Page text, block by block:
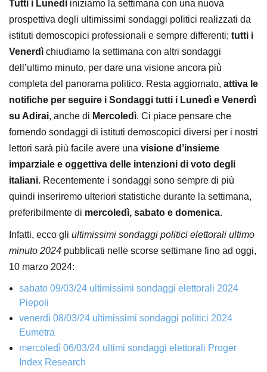
Tutti i Lunedì iniziamo la settimana con una nuova
prospettiva degli ultimissimi sondaggi politici realizzati da
istituti demoscopici professionali e sempre differenti; tutti i
Venerdì chiudiamo la settimana con altri sondaggi
dell’ultimo minuto, per dare una visione ancora più
completa del panorama politico. Resta aggiornato, attiva le
notifiche per seguire i Sondaggi tutti i Lunedì e Venerdì
su Adirai, anche di Mercoledì. Ci piace pensare che
fornendo sondaggi di istituti demoscopici diversi per i nostri
lettori sarà più facile avere una visione d’insieme
imparziale e oggettiva delle intenzioni di voto degli
italiani. Recentemente i sondaggi sono sempre di più
quindi inseriremo ulteriori statistiche durante la settimana,
preferibilmente di mercoledì, sabato e domenica.
Infatti, ecco gli ultimissimi sondaggi politici elettorali ultimo
minuto 2024 pubblicati nelle scorse settimane fino ad oggi,
10 marzo 2024:
sabato 09/03/24 ultimissimi sondaggi elettorali 2024
Piepoli
venerdì 08/03/24 ultimissimi sondaggi politici 2024
Eumetra
mercoledì 06/03/24 ultimi sondaggi elettorali Proger
Index Research